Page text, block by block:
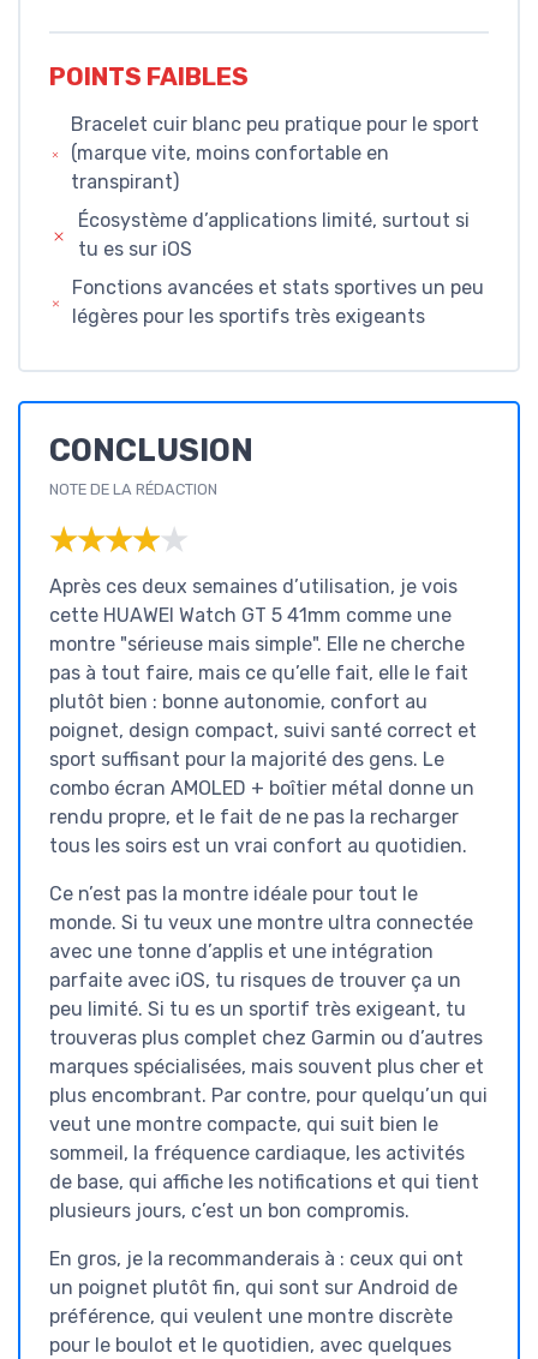
POINTS FAIBLES
Bracelet cuir blanc peu pratique pour le sport
(marque vite, moins confortable en
transpirant)
Écosystème d’applications limité, surtout si
tu es sur iOS
Fonctions avancées et stats sportives un peu
légères pour les sportifs très exigeants
CONCLUSION
NOTE DE LA RÉDACTION
★★★★★
★★★★★
Après ces deux semaines d’utilisation, je vois
cette HUAWEI Watch GT 5 41mm comme une
montre "sérieuse mais simple". Elle ne cherche
pas à tout faire, mais ce qu’elle fait, elle le fait
plutôt bien : bonne autonomie, confort au
poignet, design compact, suivi santé correct et
sport suffisant pour la majorité des gens. Le
combo écran AMOLED + boîtier métal donne un
rendu propre, et le fait de ne pas la recharger
tous les soirs est un vrai confort au quotidien.
Ce n’est pas la montre idéale pour tout le
monde. Si tu veux une montre ultra connectée
avec une tonne d’applis et une intégration
parfaite avec iOS, tu risques de trouver ça un
peu limité. Si tu es un sportif très exigeant, tu
trouveras plus complet chez Garmin ou d’autres
marques spécialisées, mais souvent plus cher et
plus encombrant. Par contre, pour quelqu’un qui
veut une montre compacte, qui suit bien le
sommeil, la fréquence cardiaque, les activités
de base, qui affiche les notifications et qui tient
plusieurs jours, c’est un bon compromis.
En gros, je la recommanderais à : ceux qui ont
un poignet plutôt fin, qui sont sur Android de
préférence, qui veulent une montre discrète
pour le boulot et le quotidien, avec quelques